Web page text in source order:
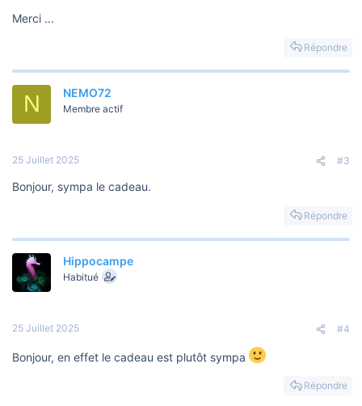
Merci ...
Répondre
N NEMO72
Membre actif
25 Juillet 2025 #3
Bonjour, sympa le cadeau.
Répondre
Hippocampe
Habitué
25 Juillet 2025 #4
Bonjour, en effet le cadeau est plutôt sympa
Répondre